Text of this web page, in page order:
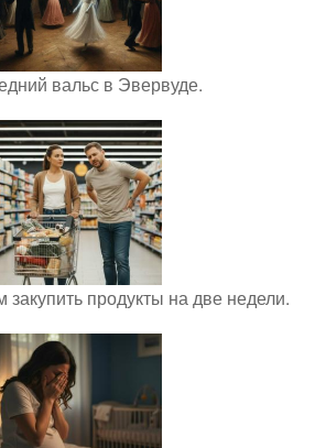
вальс в Эвервуде.
продукты на две недели.